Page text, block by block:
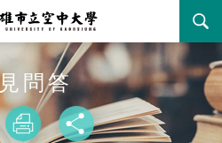
問答
略過字型切
列印 分享